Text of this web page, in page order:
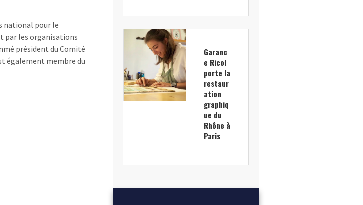
national pour le
par les organisations
président du Comité
également membre du
Garanc
e Ricol
porte la
restaur
ation
graphiq
ue du
Rhône à
Paris